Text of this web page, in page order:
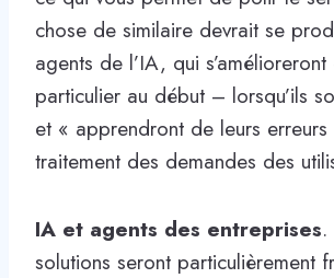
chose de similaire devrait se
agents de l’IA, qui
particulier au début – lorsqu’ils
et « apprendront de leurs
traitement des demandes des
IA et agents des entreprises
solutions seront particulièrement